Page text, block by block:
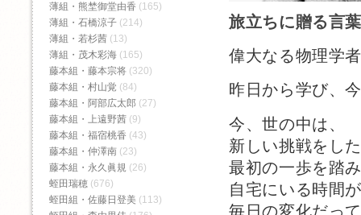
旅立ちに贈る言
偉大なる物理学
昨日から学び、
今、世の中は、
新しい挑戦をし
最初の一歩を踏
自宅にいる時間
毎日の変化だっ
薄組・熊埜御堂由香 (165)
薄組・石橋涼子 (214)
薄組・若杉茜 (13)
薄組・茂木彩海 (165)
藤本組・藤本宗将 (320)
藤本組・村山覚 (84)
藤本組・阿部広太郎 (27)
藤本組・上遠野茜 (9)
藤本組・福宿桃香‬ (43)
藤本組・仲澤南 (23)
藤本組・永久眞規 (26)
蛭田瑞穂 (676)
蛭田組・佐藤日登美 (113)